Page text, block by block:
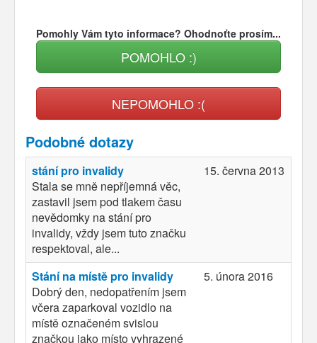
Pomohly Vám tyto informace? Ohodnoťte prosím...
POMOHLO :)
NEPOMOHLO :(
Podobné dotazy
stání pro invalidy
Stala se mně nepříjemná věc,
zastavil jsem pod tlakem času
nevědomky na stání pro
invalidy, vždy jsem tuto značku
respektoval, ale...
15. června 2013
Stání na místě pro invalidy
Dobrý den, nedopatřením jsem
včera zaparkoval vozidlo na
místě označeném svislou
značkou jako místo vyhrazené
5. února 2016